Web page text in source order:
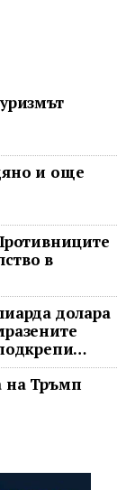
и още
в
долара
на Тръмп